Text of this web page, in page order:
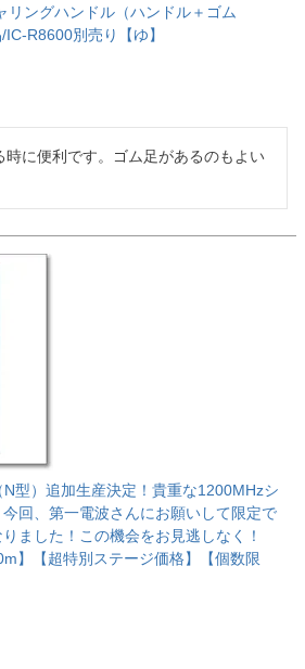
リングハンドル（ハンドル＋ゴム
R8600別売り【ゆ】
に便利です。ゴム足があるのもよい
型）追加生産決定！貴重な1200MHzシ
回、第一電波さんにお願いして限定で
ました！この機会をお見逃しなく！
】【超特別ステージ価格】【個数限